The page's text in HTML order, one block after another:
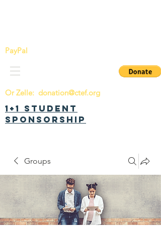
PayPal
Or Zelle: donation@ctef.org
1+1 Student
Sponsorship
Groups